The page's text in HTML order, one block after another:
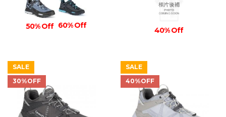
50% Off 60% Off
40% Off
SALE
30%OFF
SALE
40%OFF